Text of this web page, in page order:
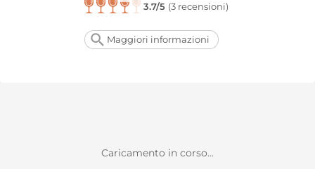
3.7/5 (3 recensioni)
Maggiori informazioni
Caricamento in corso...